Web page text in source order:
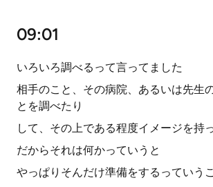
09:01
いろいろ調べるって言ってました
相手のこと、その病院、あるいは先生
とを調べたり
して、その上である程度イメージを持
だからそれは何かっていうと
やっぱりそんだけ準備をするっていう